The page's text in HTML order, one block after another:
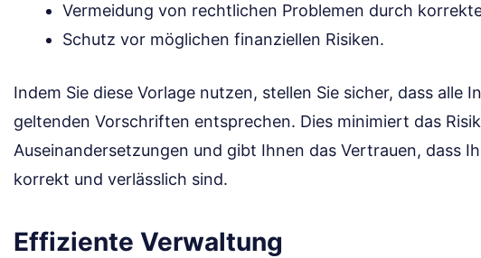
Vermeidung von rechtlichen Problemen durch
Schutz vor möglichen finanziellen Risiken.
Indem Sie diese Vorlage nutzen, stellen Sie sicher, dass alle
geltenden Vorschriften entsprechen. Dies minimiert das
Auseinandersetzungen und gibt Ihnen das Vertrauen, dass
korrekt und verlässlich sind.
Effiziente Verwaltung